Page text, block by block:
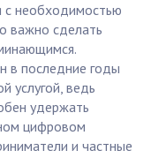
с необходимостью
важно сделать
в последние годы
услугой, ведь
удержать
цифровом
и частные